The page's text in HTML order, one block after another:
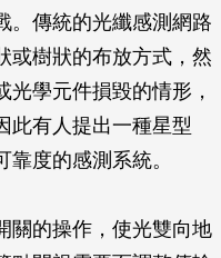
。傳統的光纖感測網路
或樹狀的布放方式，然
學元件損毀的情形，
此有人提出一種星型
度的感測系統。
關的操作，使光雙向地